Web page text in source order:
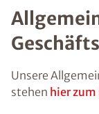
Unsere
stehen hier